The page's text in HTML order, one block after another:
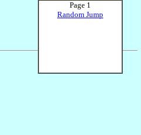
Page 1
Random Jump